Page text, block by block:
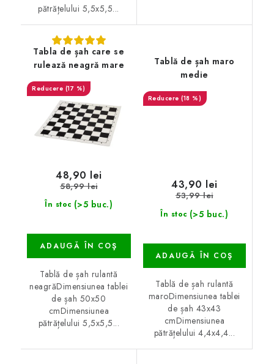
pătrățelului 5,5x5,5...
Tabla de șah care se
rulează neagră mare
(17 %)
În stoc (>5 buc.)
48,90 lei
58,99 lei
ADAUGĂ ÎN COŞ
Tablă de șah rulantă
neagrăDimensiunea tablei
de șah 50x50
cmDimensiunea
pătrățelului 5,5x5,5...
Tablă de șah maro
medie
(18 %)
În stoc (>5 buc.)
43,90 lei
53,99 lei
ADAUGĂ ÎN COŞ
Tablă de șah rulantă
maroDimensiunea tablei
de șah 43x43
cmDimensiunea
pătrățelului 4,4x4,4...